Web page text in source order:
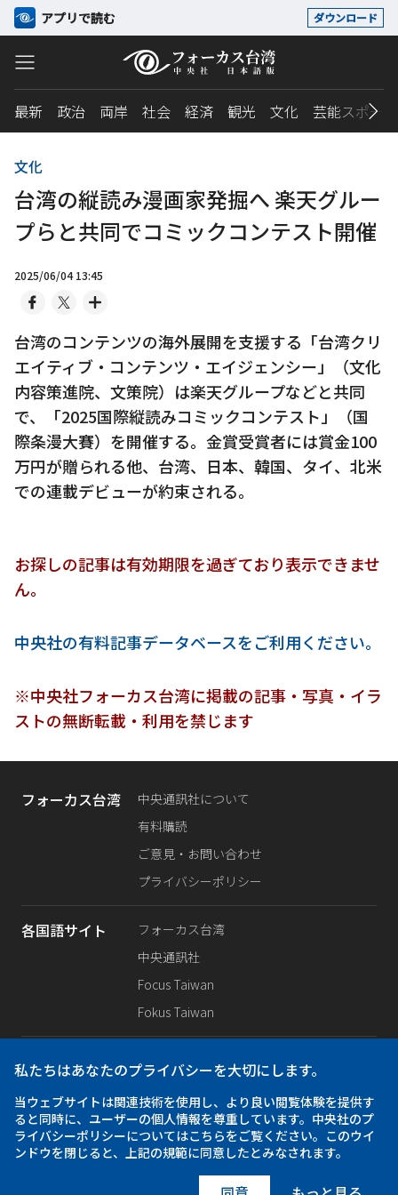
アプリで読む ダウンロード
最新 政治 両岸 社会 経済 観光 文化 芸能スポーツ
文化
台湾の縦読み漫画家発掘へ 楽天グルー
プらと共同でコミックコンテスト開催
2025/06/04 13:45
台湾のコンテンツの海外展開を支援する「台湾クリ
エイティブ・コンテンツ・エイジェンシー」（文化
内容策進院、文策院）は楽天グループなどと共同
で、「2025国際縦読みコミックコンテスト」（国
際条漫大賽）を開催する。金賞受賞者には賞金100
万円が贈られる他、台湾、日本、韓国、タイ、北米
での連載デビューが約束される。
お探しの記事は有効期限を過ぎており表示できませ
ん。
中央社の有料記事データベースをご利用ください。
※中央社フォーカス台湾に掲載の記事・写真・イラ
ストの無断転載・利用を禁じます
フォーカス台湾
中央通訊社について
有料購読
ご意見・お問い合わせ
プライバシーポリシー
各国語サイト
フォーカス台湾
中央通訊社
Focus Taiwan
Fokus Taiwan
SNS公式
Facebook
Instagram
アプリ
iOS
私たちはあなたのプライバシーを大切にします。
当ウェブサイトは関連技術を使用し、より良い閲覧体験を提供す
ると同時に、ユーザーの個人情報を尊重しています。中央社のプ
ライバシーポリシーについてはこちらをご覧ください。このウイ
ンドウを閉じると、上記の規範に同意したとみなされます。